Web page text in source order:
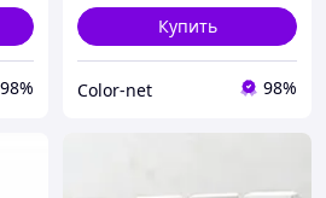
98%
Купить
Color-net 98%